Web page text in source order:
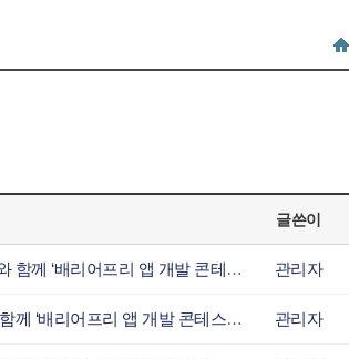
글쓴이
데일리코리아 - 사단법인 그린라이트, 현대오토에버와 함께 ‘배리어프리 앱 개발 콘테스트’ 관리자
데일리저널 - 사단법인 그린라이트, 현대오토에버와 함께 ‘배리어프리 앱 개발 콘테스트’ 공 관리자